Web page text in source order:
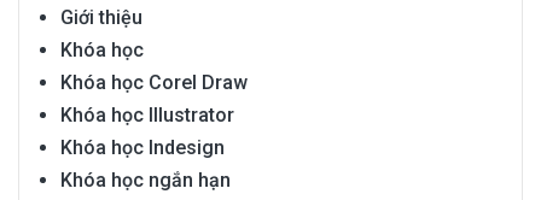
Giới thiệu
Khóa học
Khóa học Corel Draw
Khóa học Illustrator
Khóa học Indesign
Khóa học ngắn hạn